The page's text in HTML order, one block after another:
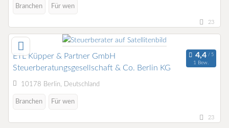
Branchen Für wen
23
ETL Küpper & Partner GmbH
Steuerberatungsgesellschaft & Co. Berlin KG
1 Bew.
10178 Berlin, Deutschland
Branchen Für wen
23